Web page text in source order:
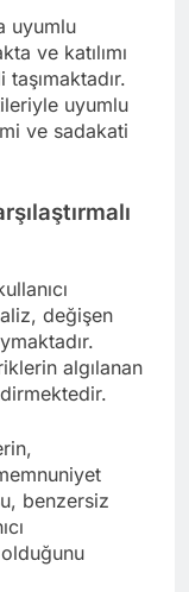
uyumlu
ve katılımı
uyumlu
ve sadakati
değişen
algılanan
benzersiz